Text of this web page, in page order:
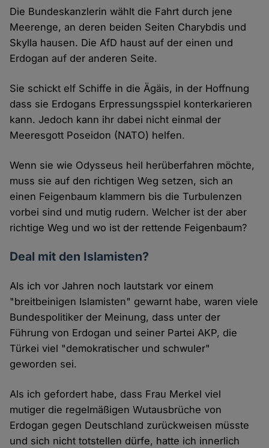
Die Bundeskanzlerin wählt die Fahrt durch jene
Meerenge, an deren beiden Seiten Charybdis und
Skylla hausen. Die AfD haust auf der einen und
Erdogan auf der anderen Seite.
Sie schickt elf Schiffe in die Ägäis, in der Hoffnung
dass sie Erdogans Erpressungsspiel konterkarieren
kann. Jedoch kann ihr dabei nicht einmal der
Meeresgott Poseidon (NATO) helfen.
Wenn sie wie Odysseus heil herüberfahren möchte,
muss sie auf den richtigen Weg setzen, sich an
einen Feigenbaum klammern bis die Turbulenzen
vorbei sind und mutig rudern. Welcher ist der aber
richtige Weg und wo ist der rettende Feigenbaum?
Deal mit den Islamisten?
Als ich vor Jahren noch lautstark vor einem
"breitbeinigen Islamisten" gewarnt habe, waren viele
Bundespolitiker der Meinung, dass unter der
Führung von Erdogan und seiner Partei AKP, die
Türkei viel "demokratischer und schwuler"
geworden sei.
Als ich gefordert habe, dass Frau Merkel viel
mutiger die regelmäßigen Wutausbrüche von
Erdogan gegen Deutschland zurückweisen müsste
und sich nicht totstellen dürfe, hatte ich innerlich